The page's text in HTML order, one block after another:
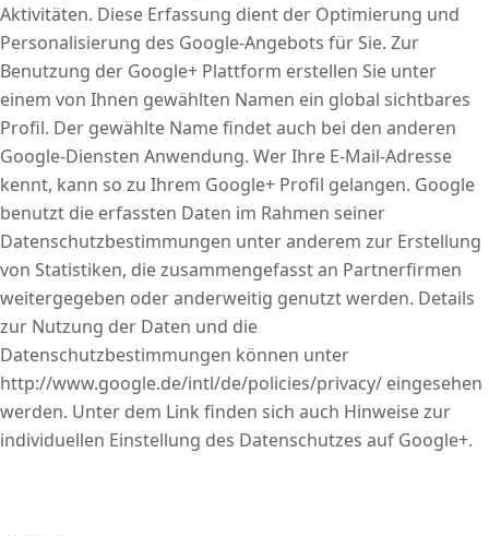
Aktivitäten. Diese Erfassung dient der Optimierung und
Personalisierung des Google-Angebots für Sie. Zur
Benutzung der Google+ Plattform erstellen Sie unter
einem von Ihnen gewählten Namen ein global sichtbares
Profil. Der gewählte Name findet auch bei den anderen
Google-Diensten Anwendung. Wer Ihre E-Mail-Adresse
kennt, kann so zu Ihrem Google+ Profil gelangen. Google
benutzt die erfassten Daten im Rahmen seiner
Datenschutzbestimmungen unter anderem zur Erstellung
von Statistiken, die zusammengefasst an Partnerfirmen
weitergegeben oder anderweitig genutzt werden. Details
zur Nutzung der Daten und die
Datenschutzbestimmungen können unter
http://www.google.de/intl/de/policies/privacy/ eingesehen
werden. Unter dem Link finden sich auch Hinweise zur
individuellen Einstellung des Datenschutzes auf Google+.